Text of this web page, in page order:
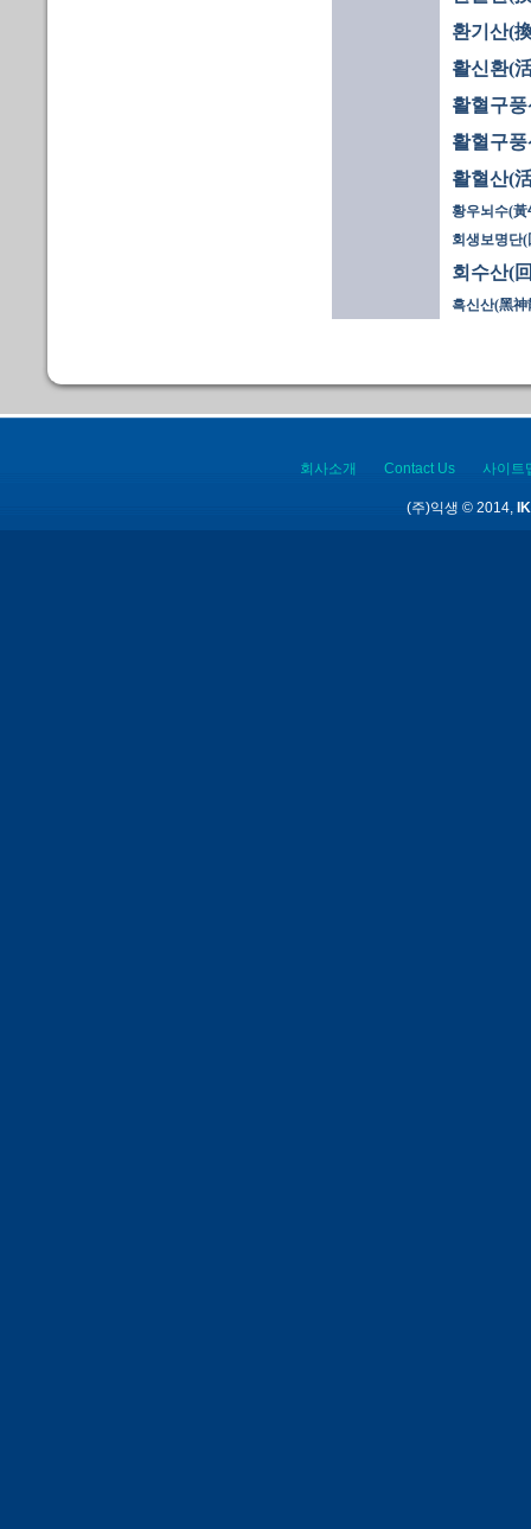
환기산(
활신환(
활혈구
활혈구
활혈산(
황우뇌수(黃
회생보명단
회수산(
흑신산(黑
회사소개 Contact Us 사이트
(주)익생 © 2014,